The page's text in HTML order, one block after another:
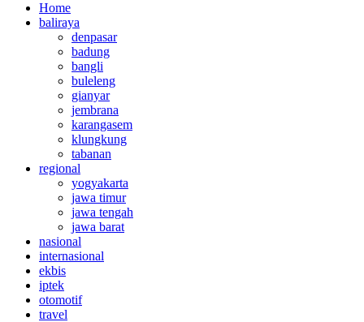
Home
baliraya
denpasar
badung
bangli
buleleng
gianyar
jembrana
karangasem
klungkung
tabanan
regional
yogyakarta
jawa timur
jawa tengah
jawa barat
nasional
internasional
ekbis
iptek
otomotif
travel